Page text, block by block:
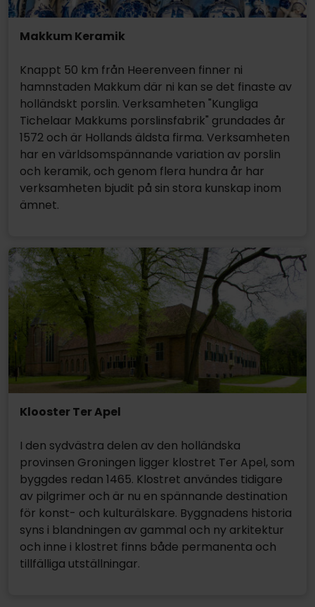
Makkum Keramik
Knappt 50 km från Heerenveen finner ni
hamnstaden Makkum där ni kan se det finaste av
holländskt porslin. Verksamheten "Kungliga
Tichelaar Makkums porslinsfabrik" grundades år
1572 och är Hollands äldsta firma. Verksamheten
har en världsomspännande variation av porslin
och keramik, och genom flera hundra år har
verksamheten bjudit på sin stora kunskap inom
ämnet.
Klooster Ter Apel
I den sydvästra delen av den holländska
provinsen Groningen ligger klostret Ter Apel, som
byggdes redan 1465. Klostret användes tidigare
av pilgrimer och är nu en spännande destination
för konst- och kulturälskare. Byggnadens historia
syns i blandningen av gammal och ny arkitektur
och inne i klostret finns både permanenta och
tillfälliga utställningar.